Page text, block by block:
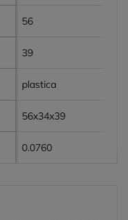
56
39
plastica
56x34x39
0.0760